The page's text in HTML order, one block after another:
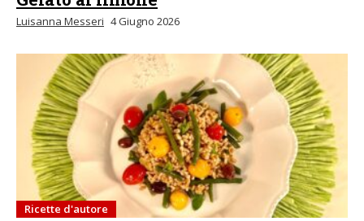
Luisanna Messeri 4 Giugno 2026
Ricette d'autore